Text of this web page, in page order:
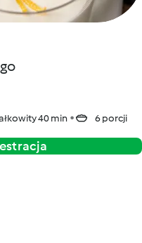
40 min 6 porcji